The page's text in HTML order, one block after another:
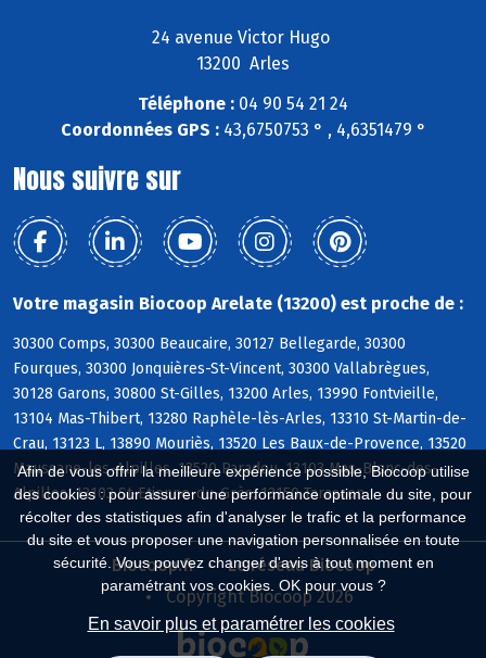
Afin de vous offrir la meilleure expérience possible, Biocoop utilise
des cookies : pour assurer une performance optimale du site, pour
récolter des statistiques afin d'analyser le trafic et la performance
du site et vous proposer une navigation personnalisée en toute
sécurité. Vous pouvez changer d'avis à tout moment en
paramétrant vos cookies. OK pour vous ?
En savoir plus et paramétrer les cookies
24 avenue Victor Hugo
13200 Arles
Téléphone : 04 90 54 21 24
Coordonnées GPS :43,6750753 ° , 4,6351479 °
Nous suivre sur
Votre magasin Biocoop Arelate (13200) est proche de :
30300 Comps, 30300 Beaucaire, 30127 Bellegarde, 30300
Fourques, 30300 Jonquières-St-Vincent, 30300 Vallabrègues,
30128 Garons, 30800 St-Gilles, 13200 Arles, 13990 Fontvieille,
13104 Mas-Thibert, 13280 Raphèle-lès-Arles, 13310 St-Martin-de-
Crau, 13123 L, 13890 Mouriès, 13520 Les Baux-de-Provence, 13520
Maussane-les-Alpilles, 13520 Paradou, 13103 Mas-Blanc-des-
Alpilles, 13103 St-Etienne-du-Grès, 13150 Tarascon
Biocoop.fr
Le réseau Biocoop
Copyright Biocoop 2026